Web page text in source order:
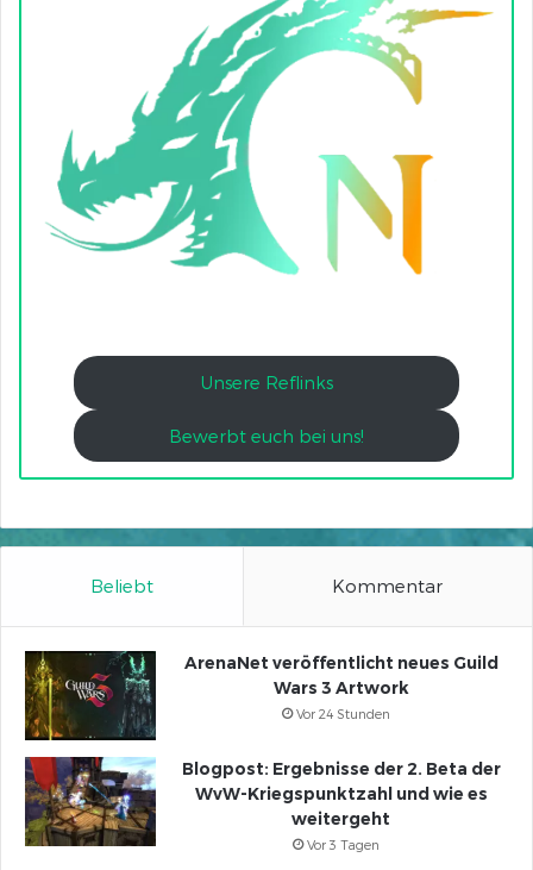
Unsere Reflinks
Bewerbt euch bei uns!
Beliebt Kommentar
ArenaNet veröffentlicht neues Guild
Wars 3 Artwork
Vor 24 Stunden
Blogpost: Ergebnisse der 2. Beta der
WvW-Kriegspunktzahl und wie es
weitergeht
Vor 3 Tagen